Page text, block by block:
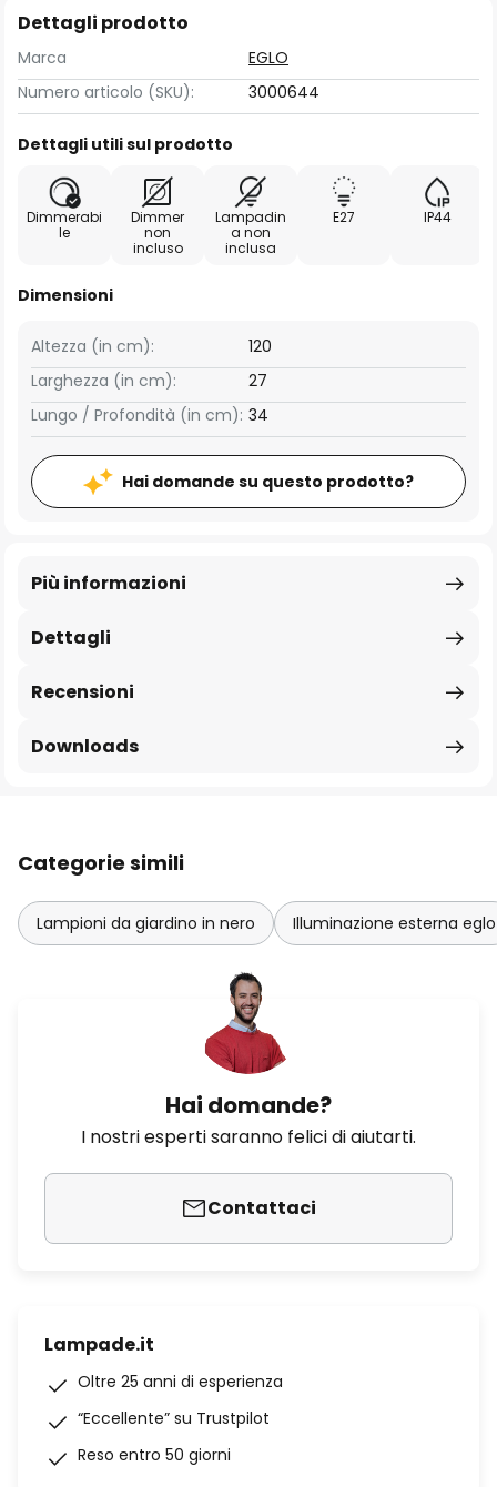
Dettagli prodotto
Marca
EGLO
Numero articolo (SKU):
3000644
Dettagli utili sul prodotto
Dimmerabi
le
Dimmer
non
incluso
Lampadin
a non
inclusa
E27 IP44
Dimensioni
Larghezza (in cm): 27
Altezza (in cm): 120
Lungo / Profondità (in cm): 34
Hai domande su questo prodotto?
Dettagli
Più informazioni
Recensioni
Downloads
Categorie simili
Lampioni da giardino in nero Illuminazione esterna eglo
Hai domande?
I nostri esperti saranno felici di aiutarti.
Contattaci
Lampade.it
Oltre 25 anni di esperienza
“Eccellente” su Trustpilot
Reso entro 50 giorni